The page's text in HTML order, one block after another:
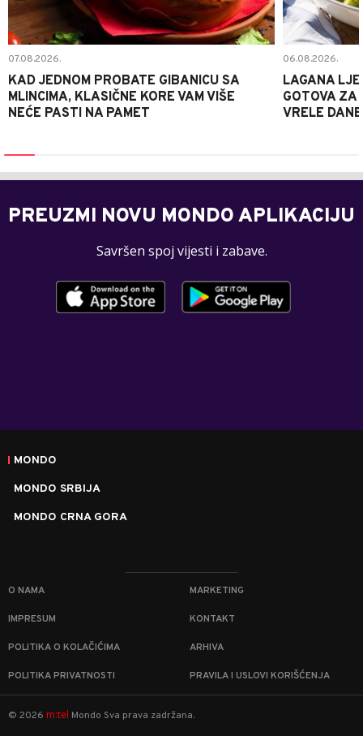
07.08.2026.
KAD JEDNOM PROBATE GIBANICU SA
MLINCIMA, KLASIČNE KORE VAM VIŠE
NEĆE PASTI NA PAMET
06.08.2026.
LAGANA
GOTOVA ZA
VRELE DANE
PREUZMI NOVU MONDO APLIKACIJU
Savršen spoj vijesti i zabave.
MONDO
MONDO SRBIJA
MONDO CRNA GORA
O NAMA MARKETING
IMPRESUM KONTAKT
POLITIKA O KOLAČIĆIMA ARHIVA
POLITIKA PRIVATNOSTI PRAVILA I USLOVI KORIŠĆENJA
© 2026 m:tel Mondo Sva prava zadržana.